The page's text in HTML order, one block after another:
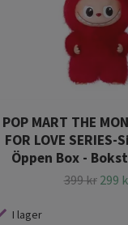
POP MART THE
FOR LOVE SERIES-
Öppen Box -
399 kr 299
I lager